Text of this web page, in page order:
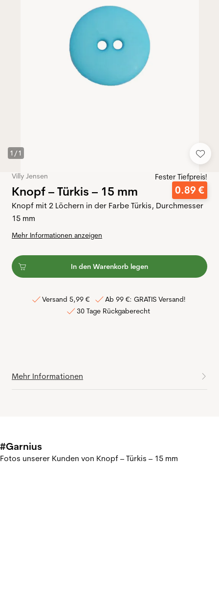
1 /1
Villy Jensen
Knopf – Türkis – 15 mm
Fester Tiefpreis!
0.89 €
Knopf mit 2 Löchern in der Farbe Türkis, Durchmesser
15 mm
Mehr Informationen anzeigen
In den Warenkorb legen
Versand 5,99 €
Ab 99 €: GRATIS Versand!
30 Tage Rückgaberecht
Mehr Informationen
#Garnius
Fotos unserer Kunden von Knopf – Türkis – 15 mm